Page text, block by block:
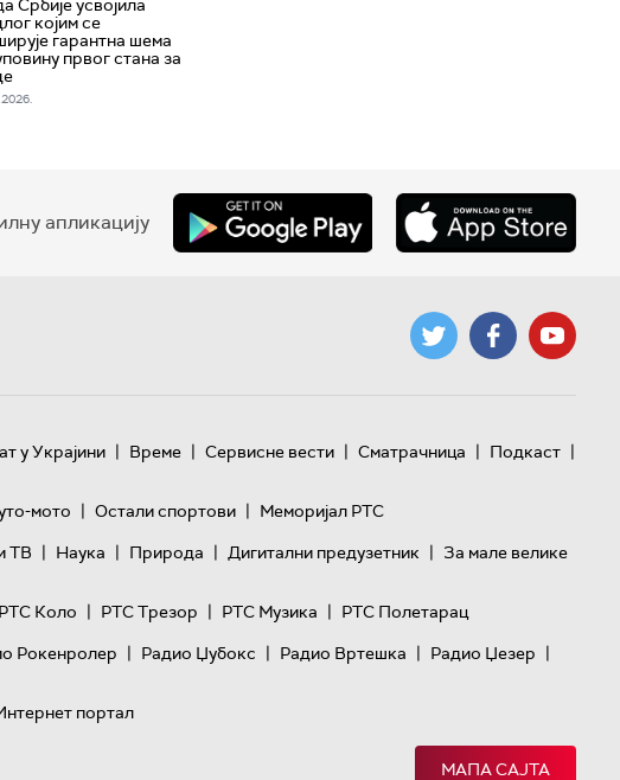
Србије усвојила
којим се
гарантна шема
првог стана за
2026.
апликацију
у Украјини | Време | Сервисне вести | Сматрачница | Подкаст |
мото | Остали спортови | Меморијал РТС
ТВ | Наука | Природа | Дигитални предузетник | За мале велике
РТС Коло | РТС Трезор | РТС Музика | РТС Полетарац
Рокенролер | Радио Џубокс | Радио Вртешка | Радио Џезер |
портал
МАПА САЈТА